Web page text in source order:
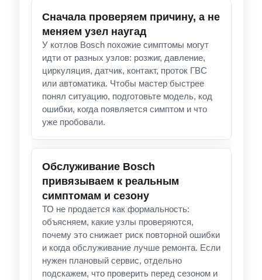
Сначала проверяем причину, а не
меняем узел наугад
У котлов Bosch похожие симптомы могут
идти от разных узлов: розжиг, давление,
циркуляция, датчик, контакт, проток ГВС
или автоматика. Чтобы мастер быстрее
понял ситуацию, подготовьте модель, код
ошибки, когда появляется симптом и что
уже пробовали.
Обслуживание Bosch
привязываем к реальным
симптомам и сезону
ТО не продается как формальность:
объясняем, какие узлы проверяются,
почему это снижает риск повторной ошибки
и когда обслуживание лучше ремонта. Если
нужен плановый сервис, отдельно
подскажем, что проверить перед сезоном и